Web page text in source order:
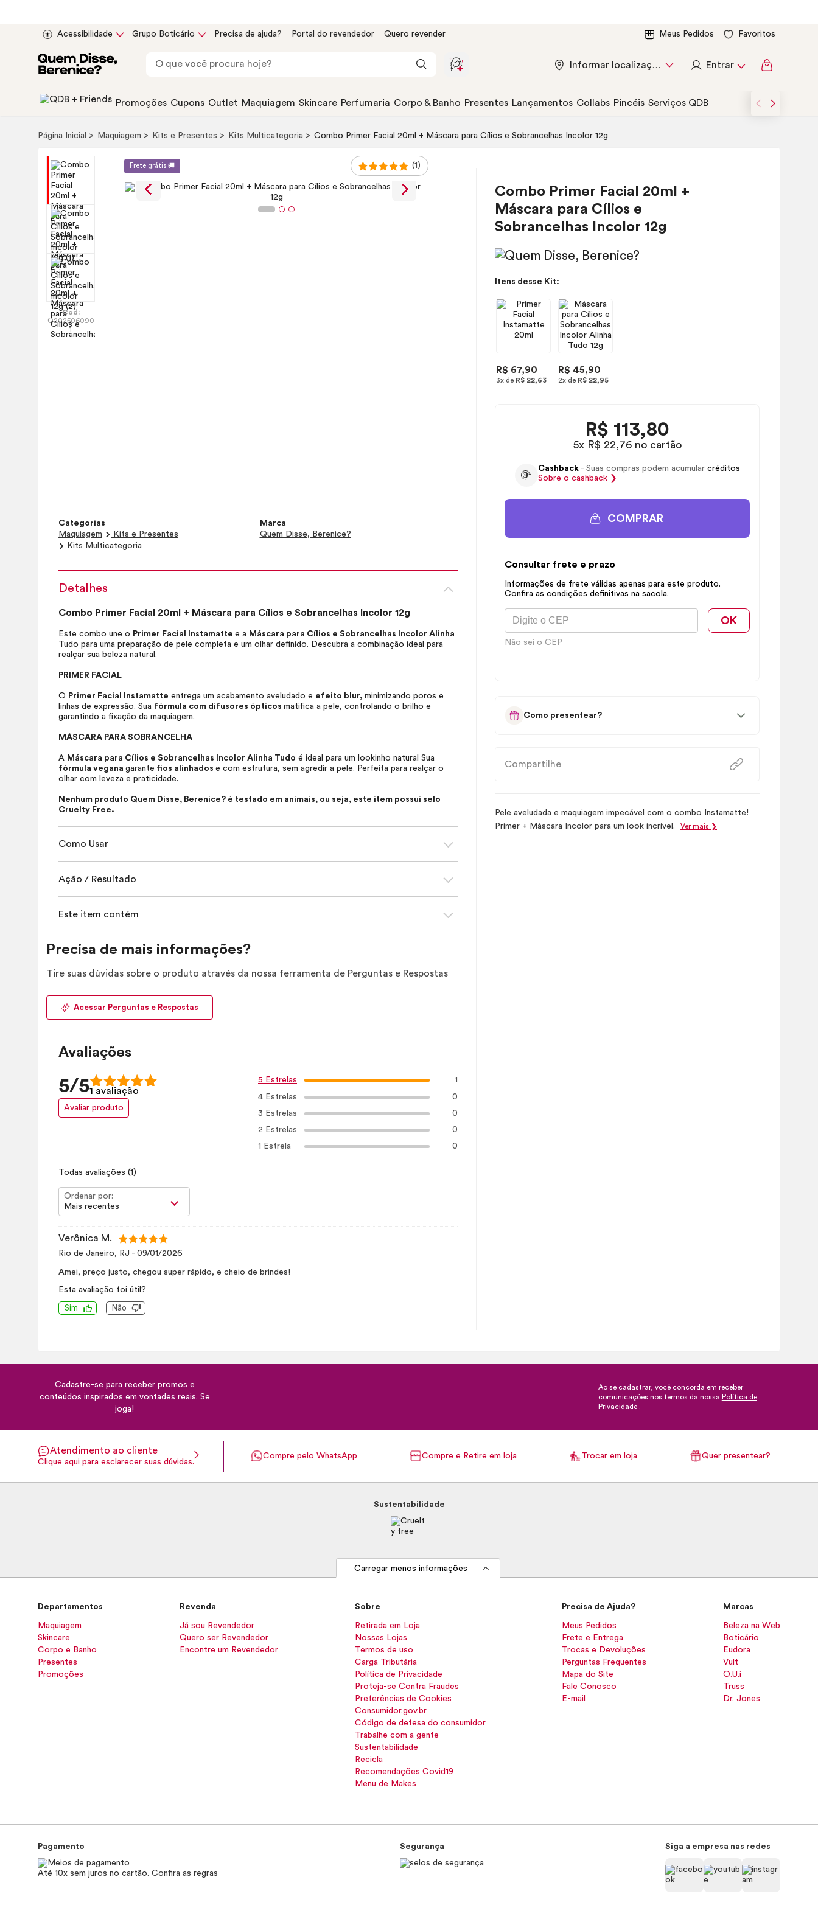
Acessibilidade Grupo Boticário Precisa de ajuda? Portal do revendedor Quero revender Meus Pedidos Favoritos
Informar localização Entrar
Promoções Cupons Outlet Maquiagem Skincare Perfumaria Corpo & Banho Presentes Lançamentos Collabs Pincéis Serviços QDB
Página Inicial Maquiagem Kits e Presentes Kits Multicategoria Combo Primer Facial 20ml + Máscara para Cílios e Sobrancelhas Incolor 12g
Combo Primer Facial 20ml +
Máscara para Cílios e
Sobrancelhas Incolor 12g
Itens desse Kit:
R$ 67,90
3x de R$ 22,63
R$ 45,90
2x de R$ 22,95
R$ 113,80
5x R$ 22,76 no cartão
Cashback- Suas compras podem acumular créditos
Sobre o cashback❯
COMPRAR
Consultar frete e prazo
Informações de frete válidas apenas para este produto.
Confira as condições definitivas na sacola.
OK
Não sei o CEP
Como presentear?
Compartilhe
Pele aveludada e maquiagem impecável com o combo Instamatte!
Primer + Máscara Incolor para um look incrível.
Ver mais ❯
Frete grátis 🚚 (1)
Cod:
Q202506090
1
Categorias
Maquiagem
Kits e Presentes
Kits Multicategoria
Marca
Quem Disse, Berenice?
Detalhes
Combo Primer Facial 20ml + Máscara para Cílios e Sobrancelhas Incolor 12g
Este combo une o Primer Facial Instamatte e a Máscara para Cílios e Sobrancelhas Incolor Alinha
Tudo para uma preparação de pele completa e um olhar definido. Descubra a combinação ideal para
realçar sua beleza natural.
PRIMER FACIAL
O Primer Facial Instamatte entrega um acabamento aveludado e efeito blur, minimizando poros e
linhas de expressão. Sua fórmula com difusores ópticos matifica a pele, controlando o brilho e
garantindo a fixação da maquiagem.
MÁSCARA PARA SOBRANCELHA
A Máscara para Cílios e Sobrancelhas Incolor Alinha Tudo é ideal para um lookinho natural Sua
fórmula vegana garante fios alinhados e com estrutura, sem agredir a pele. Perfeita para realçar o
olhar com leveza e praticidade.
Nenhum produto Quem Disse, Berenice? é testado em animais, ou seja, este item possui selo
Cruelty Free.
Como Usar
Ação / Resultado
Este item contém
Precisa de mais informações?
Tire suas dúvidas sobre o produto através da nossa ferramenta de Perguntas e Respostas
Acessar Perguntas e Respostas
Avaliações
5/51 avaliação
Avaliar produto
5 Estrelas 1
4 Estrelas
0
3 Estrelas
0
2 Estrelas
0
1 Estrela
0
Todas avaliações (1)
Ordenar por:
Mais recentes
Verônica M.
Rio de Janeiro, RJ - 09/01/2026
Amei, preço justo, chegou super rápido, e cheio de brindes!
Esta avaliação foi útil?
Sim Não
Cadastre-se para receber promos e
conteúdos inspirados em vontades reais. Se
joga!
Ao se cadastrar, você concorda em receber
comunicações nos termos da nossa Política de
Privacidade .
Atendimento ao cliente
Clique aqui para esclarecer suas dúvidas.
Compre pelo WhatsApp Compre e Retire em loja Trocar em loja Quer presentear?
Sustentabilidade
Carregar menos informações
Departamentos
Maquiagem
Skincare
Corpo e Banho
Presentes
Promoções
Revenda
Já sou Revendedor
Quero ser Revendedor
Encontre um Revendedor
Sobre
Retirada em Loja
Nossas Lojas
Termos de uso
Carga Tributária
Política de Privacidade
Proteja-se Contra Fraudes
Preferências de Cookies
Consumidor.gov.br
Código de defesa do consumidor
Trabalhe com a gente
Sustentabilidade
Recicla
Recomendações Covid19
Menu de Makes
Precisa de Ajuda?
Meus Pedidos
Frete e Entrega
Trocas e Devoluções
Perguntas Frequentes
Mapa do Site
Fale Conosco
E-mail
Marcas
Beleza na Web
Boticário
Eudora
Vult
O.U.i
Truss
Dr. Jones
Pagamento
Até 10x sem juros no cartão. Confira as regras
Segurança Siga a empresa nas redes